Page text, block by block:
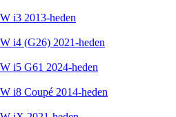
i3 2013-heden
i4 (G26) 2021-heden
i5 G61 2024-heden
i8 Coupé 2014-heden